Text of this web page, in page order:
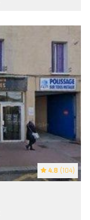
4.8 (104)